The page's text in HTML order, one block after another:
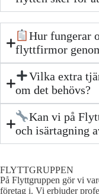
Hur fungerar
flyttfirmor
Vilka extra
om det behövs?
Kan vi på
och isärtagning
FLYTTGRUPPEN
På Flyttgruppen gör vi
företag i. Vi erbjuder